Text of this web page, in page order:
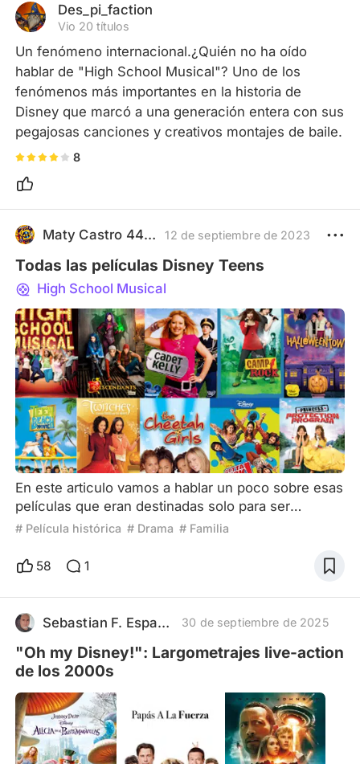
Des_pi_faction
Vio 20 títulos
Un fenómeno internacional.¿Quién no ha oído
hablar de "High School Musical"? Uno de los
fenómenos más importantes en la historia de
Disney que marcó a una generación entera con sus
pegajosas canciones y creativos montajes de baile.
8
Maty Castro 4477 12 de septiembre de 2023
Todas las películas Disney Teens
High School Musical
En este articulo vamos a hablar un poco sobre esas
películas que eran destinadas solo para ser
televisadas en Disney Channel, ósea que eran
que directamente iban a ser dirigidas al cine. Voy a
en adelante y van a estar divididas en secciones.
Sagas: Dentro de estos originales de Disney hubo
varias
# Película histórica # Drama # Familia
58 1
Sebastian F. Esparza 30 de septiembre de 2025
"Oh my Disney!": Largometrajes live-action
de los 2000s